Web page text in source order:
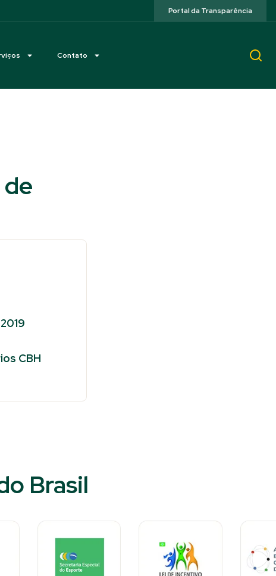
Portal da Transparência
Contato
CBH
Brasil